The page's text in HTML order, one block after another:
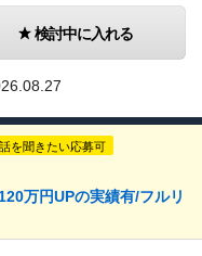
検討中に入れる
話を聞きたい応募可
万円UPの実績有/フルリ